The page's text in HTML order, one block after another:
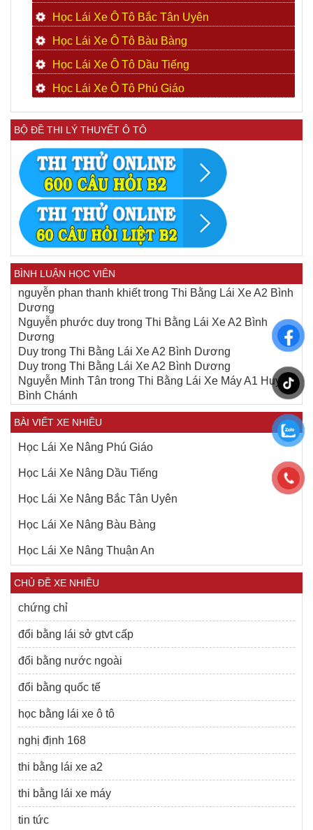
Học Lái Xe Ô Tô Bắc Tân Uyên
Học Lái Xe Ô Tô Bàu Bàng
Học Lái Xe Ô Tô Dầu Tiếng
Học Lái Xe Ô Tô Phú Giáo
BỘ ĐỀ THI LÝ THUYẾT Ô TÔ
BÌNH LUẬN HỌC VIÊN
nguyễn phan thanh khiếttrong Thi Bằng Lái Xe A2 Bình
Dương
Nguyễn phước duy trong Thi Bằng Lái Xe A2 Bình
Dương
Duy trong Thi Bằng Lái Xe A2 Bình Dương
Duy trong Thi Bằng Lái Xe A2 Bình Dương
Nguyễn Minh Tân trong Thi Bằng Lái Xe Máy A1 Huyện
Bình Chánh
BÀI VIẾT XE NHIỀU
Học Lái Xe Nâng Phú Giáo
Học Lái Xe Nâng Dầu Tiếng
Học Lái Xe Nâng Bắc Tân Uyên
Học Lái Xe Nâng Bàu Bàng
Học Lái Xe Nâng Thuận An
CHỦ ĐỀ XE NHIỀU
chứng chỉ
đổi bằng lái sở gtvt cấp
đổi bằng nước ngoài
đổi bằng quốc tế
học bằng lái xe ô tô
nghị định 168
thi bằng lái xe a2
thi bằng lái xe máy
tin tức